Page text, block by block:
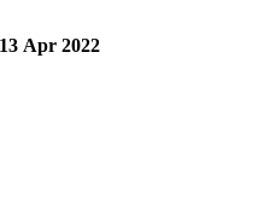
Apr 2022